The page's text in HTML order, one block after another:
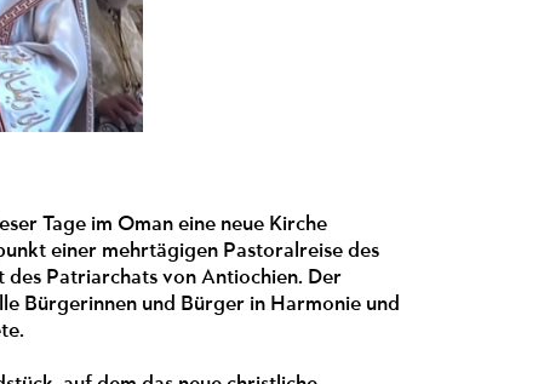
Tage im Oman eine neue Kirche
einer mehrtägigen Pastoralreise des
Patriarchats von Antiochien. Der
Bürgerinnen und Bürger in Harmonie und